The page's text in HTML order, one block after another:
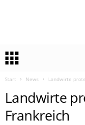
Start News Landwirte
Landwirte
Frankreich